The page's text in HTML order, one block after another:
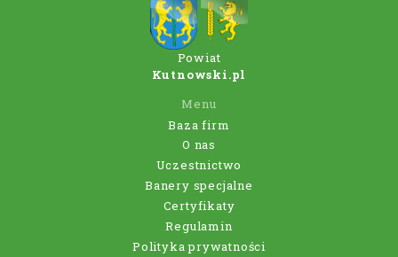
Powiat
Kutnowski.pl
Menu
Baza firm
O nas
Uczestnictwo
Banery specjalne
Certyfikaty
Regulamin
Polityka prywatności